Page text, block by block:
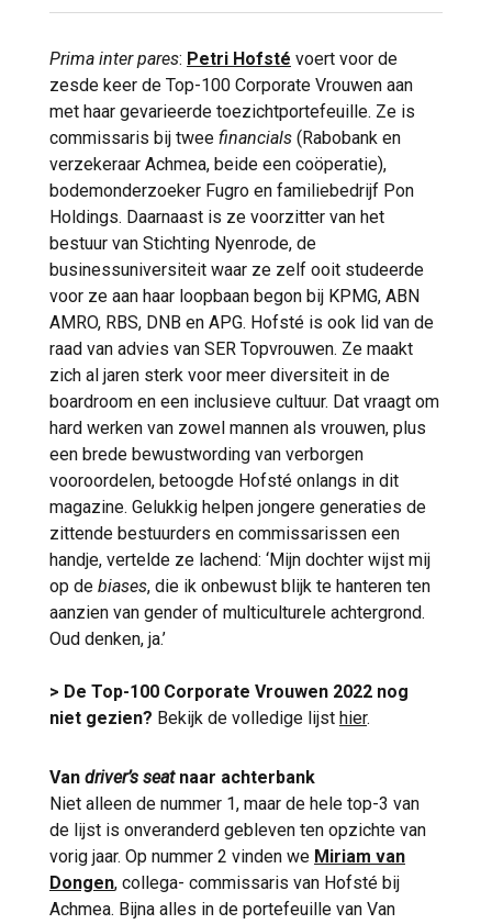
Prima inter pares: Petri Hofsté voert voor de
zesde keer de Top-100 Corporate Vrouwen aan
met haar gevarieerde toezichtportefeuille. Ze is
commissaris bij twee financials (Rabobank en
verzekeraar Achmea, beide een coöperatie),
bodemonderzoeker Fugro en familiebedrijf Pon
Holdings. Daarnaast is ze voorzitter van het
bestuur van Stichting Nyenrode, de
businessuniversiteit waar ze zelf ooit studeerde
voor ze aan haar loopbaan begon bij KPMG, ABN
AMRO, RBS, DNB en APG. Hofsté is ook lid van de
raad van advies van SER Topvrouwen. Ze maakt
zich al jaren sterk voor meer diversiteit in de
boardroom en een inclusieve cultuur. Dat vraagt om
hard werken van zowel mannen als vrouwen, plus
een brede bewustwording van verborgen
vooroordelen, betoogde Hofsté onlangs in dit
magazine. Gelukkig helpen jongere generaties de
zittende bestuurders en commissarissen een
handje, vertelde ze lachend: ‘Mijn dochter wijst mij
op de biases, die ik onbewust blijk te hanteren ten
aanzien van gender of multiculturele achtergrond.
Oud denken, ja.’
> De Top-100 Corporate Vrouwen 2022 nog
niet gezien? Bekijk de volledige lijst hier.
Van driver’s seatnaar achterbank
Niet alleen de nummer 1, maar de hele top-3 van
de lijst is onveranderd gebleven ten opzichte van
vorig jaar. Op nummer 2 vinden we Miriam van
Dongen, collega- commissaris van Hofsté bij
Achmea. Bijna alles in de portefeuille van Van